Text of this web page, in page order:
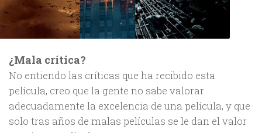
¿Mala crítica?
No entiendo las críticas que ha recibido esta
película, creo que la gente no sabe valorar
adecuadamente la excelencia de una película, y que
solo tras años de malas películas se le dan el valor